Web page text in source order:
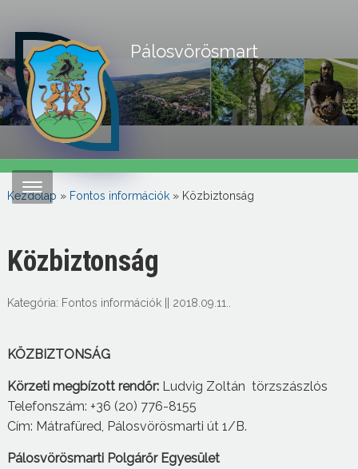
Pálosvörösmart
Kezdőlap » Fontos információk» Közbiztonság
Közbiztonság
Kategória: Fontos információk|| 2018.09.11.
KÖZBIZTONSÁG
Körzeti megbízott rendőr:Ludvig Zoltán törzszászlós
Telefonszám: +36 (20) 776-8155
Cím: Mátrafüred, Pálosvörösmarti út 1/B.
Pálosvörösmarti Polgárőr Egyesület